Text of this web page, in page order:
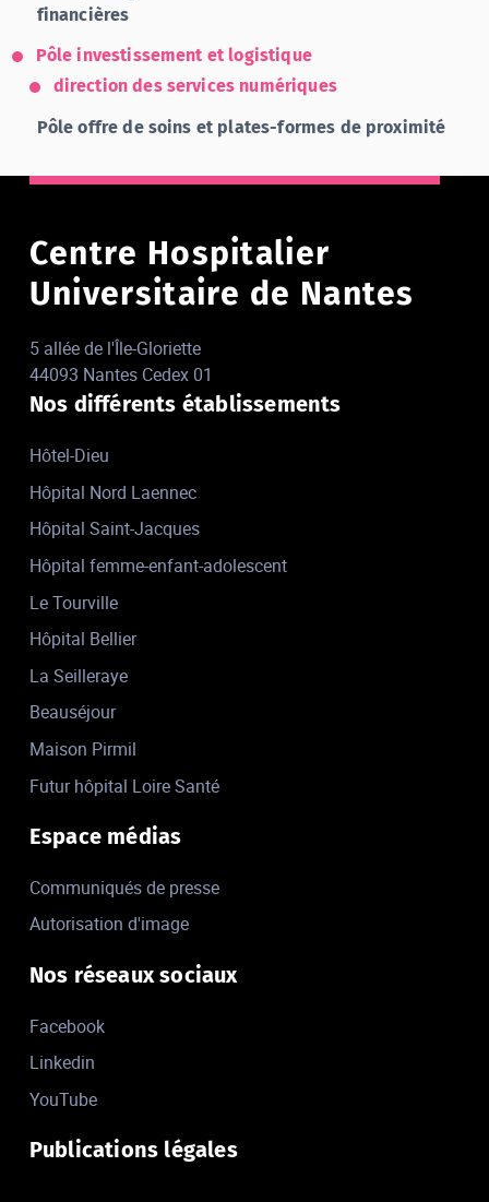
financières
Pôle investissement et logistique
direction des services numériques
Pôle offre de soins et plates-formes de proximité
Centre Hospitalier
Universitaire de Nantes
5 allée de l'Île-Gloriette
44093 Nantes Cedex 01
Nos différents établissements
Hôtel-Dieu
Hôpital Nord Laennec
Hôpital Saint-Jacques
Hôpital femme-enfant-adolescent
Le Tourville
Hôpital Bellier
La Seilleraye
Beauséjour
Maison Pirmil
Futur hôpital Loire Santé
Espace médias
Communiqués de presse
Autorisation d'image
Nos réseaux sociaux
Facebook
Linkedin
YouTube
Publications légales